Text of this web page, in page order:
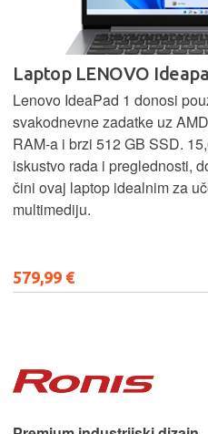
Laptop LENOVO
Lenovo IdeaPad 1 donosi
svakodnevne zadatke uz
RAM-a i brzi 512 GB SSD.
iskustvo rada i preglednosti,
čini ovaj laptop idealnim za
multimediju.
579,99 €